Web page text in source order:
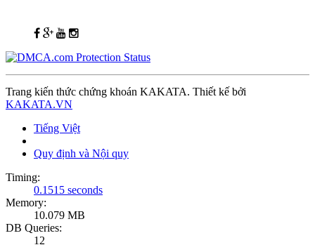
Trang kiến thức chứng khoán KAKATA. Thiết kế bởi
KAKATA.VN
Tiếng Việt
Quy định và Nội quy
Timing:
0.1515 seconds
Memory:
10.079 MB
DB Queries:
12